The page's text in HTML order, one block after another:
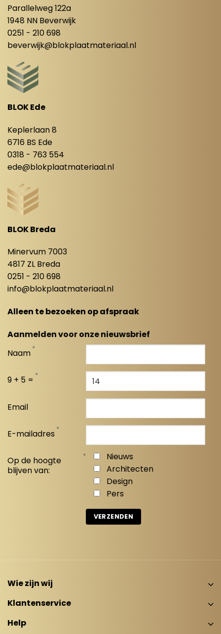
Parallelweg 122a
1948 NN Beverwijk
0251 - 210 698
beverwijk@blokplaatmateriaal.nl
BLOK Ede
Keplerlaan 8
6716 BS Ede
0318 - 763 554
ede@blokplaatmateriaal.nl
BLOK Breda
Minervum 7003
4817 ZL Breda
0251 - 210 698
info@blokplaatmateriaal.nl
Alleen te bezoeken op afspraak
Aanmelden voor onze nieuwsbrief
Naam *
9 + 5 = *
Email
E-mailadres *
Op de hoogte
blijven van:
*
Nieuws
Architecten
Design
Pers
Wie zijn wij
Klantenservice
Help